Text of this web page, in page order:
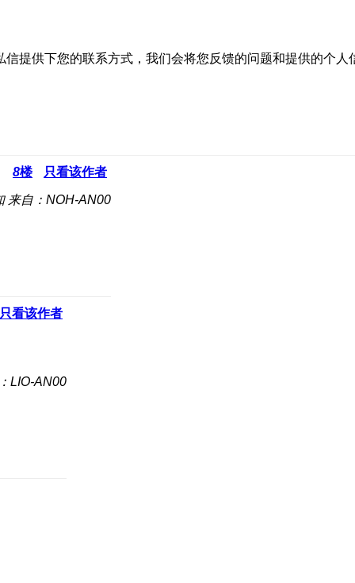
提供下您的联系方式，我们会将您反馈的问题和提供的个
8楼 只看该作者
来自：NOH-AN00
只看该作者
LIO-AN00